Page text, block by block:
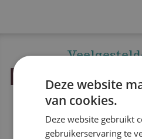
Deze website
van cookies.
Deze website gebruikt
gebruikerservaring te